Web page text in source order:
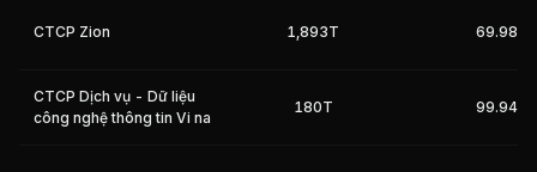
CTCP Zion 1,893T 69.98%
CTCP Dịch vụ - Dữ liệu
công nghệ thông tin Vi na
180T 99.94%